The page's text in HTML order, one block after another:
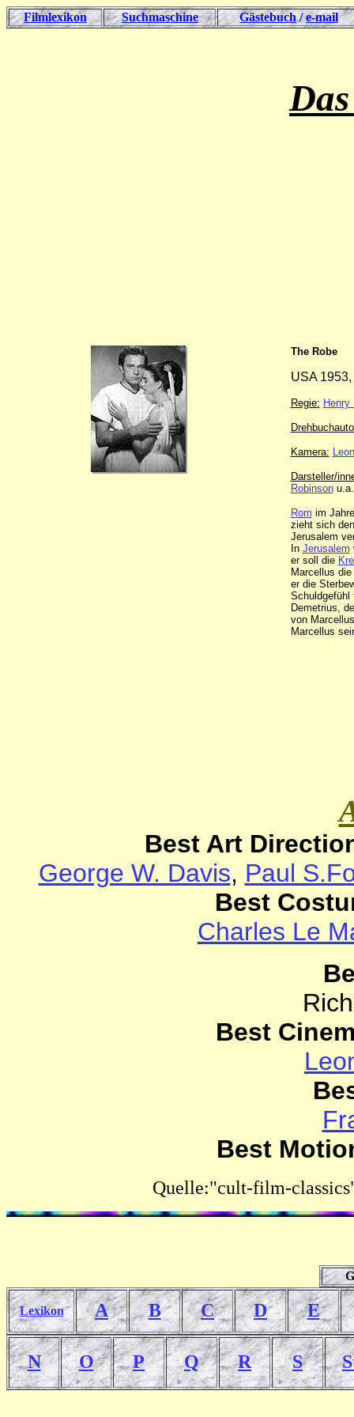
Filmlexikon Suchmaschine Gästebuch/e-mail
The Robe
USA
Regie: Henry
Kamera:
Darsteller/
Robinsonu.a.
Rom im
zieht sich
Jerusalem
In Jerusalem
er soll die
Marcellus
er die
Schuldgefühl
Demetrius,
von
Marcellus
Best Art
George W. Davis, Paul
Best
Charles Le
Best
Best
Quelle:"cult-film-
Lexikon A B C D E
N O P Q R S